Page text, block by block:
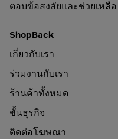
ตอบข้อสงสัยและช่วยเหลือ
ShopBack
เกี่ยวกับเรา
ร่วมงานกับเรา
ร้านค้าทั้งหมด
ชั้นธุรกิจ
ติดต่อโฆษณา